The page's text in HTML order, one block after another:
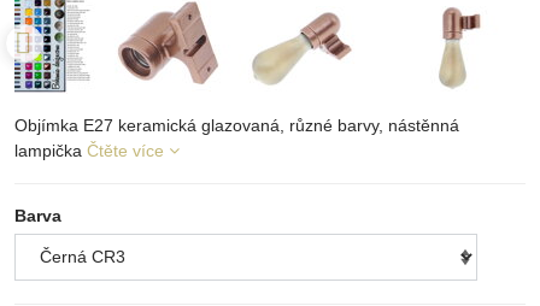
Objímka E27 keramická glazovaná, různé barvy, nástěnná
lampička Čtěte více
Barva